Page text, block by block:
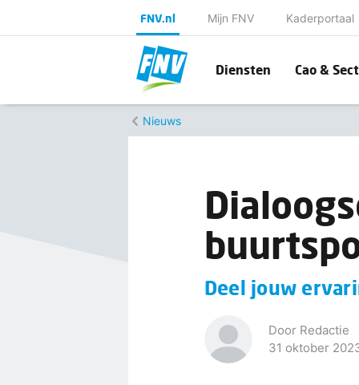
FNV.nl Mijn FNV Kaderportaal
Diensten Cao &
Nieuws
Deel jouw
Door Redactie
31 oktober